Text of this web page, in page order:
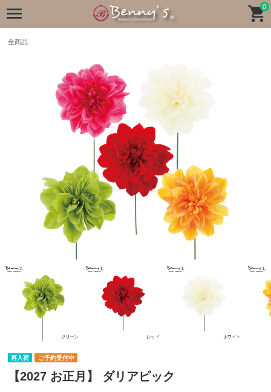
0
全商品
再入荷 ご予約受付中
【2027 お正月】 ダリアピック